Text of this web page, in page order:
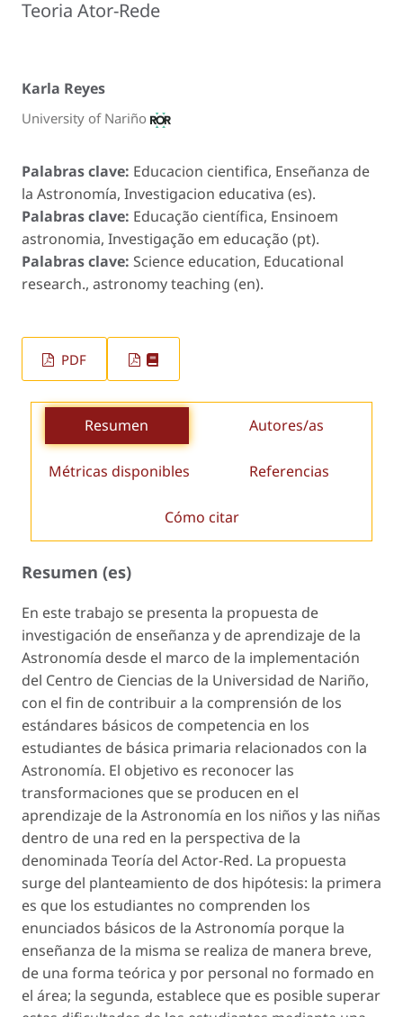
Teoria Ator-Rede
Karla Reyes
University of Nariño
Palabras clave: Educacion cientifica, Enseñanza de
la Astronomía, Investigacion educativa (es).
Palabras clave: Educação científica, Ensinoem
astronomia, Investigação em educação (pt).
Palabras clave: Science education, Educational
research., astronomy teaching (en).
PDF
Resumen Autores/as
Métricas disponibles Referencias
Cómo citar
Resumen (es)
En este trabajo se presenta la propuesta de
investigación de enseñanza y de aprendizaje de la
Astronomía desde el marco de la implementación
del Centro de Ciencias de la Universidad de Nariño,
con el fin de contribuir a la comprensión de los
estándares básicos de competencia en los
estudiantes de básica primaria relacionados con la
Astronomía. El objetivo es reconocer las
transformaciones que se producen en el
aprendizaje de la Astronomía en los niños y las niñas
dentro de una red en la perspectiva de la
denominada Teoría del Actor-Red. La propuesta
surge del planteamiento de dos hipótesis: la primera
es que los estudiantes no comprenden los
enunciados básicos de la Astronomía porque la
enseñanza de la misma se realiza de manera breve,
de una forma teórica y por personal no formado en
el área; la segunda, establece que es posible superar